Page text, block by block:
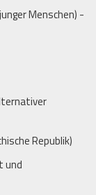
Menschen) -
Republik)
und